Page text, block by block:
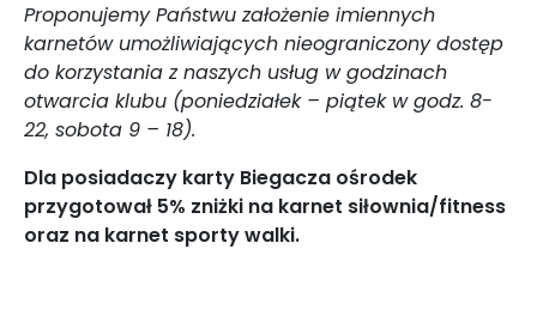
Proponujemy Państwu założenie imiennych
karnetów umożliwiających nieograniczony dostęp
do korzystania z naszych usług w godzinach
otwarcia klubu (poniedziałek – piątek w godz. 8-
22, sobota 9 – 18).
Dla posiadaczy karty Biegacza ośrodek
przygotował 5% zniżki na karnet siłownia/fitness
oraz na karnet sporty walki.